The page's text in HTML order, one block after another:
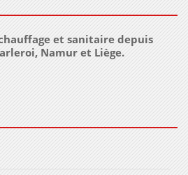
et sanitaire depuis
Namur et Liège.